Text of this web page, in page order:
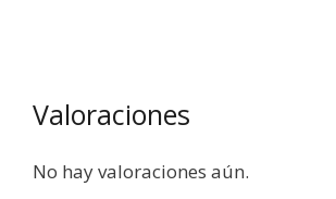
Valoraciones
No hay valoraciones aún.